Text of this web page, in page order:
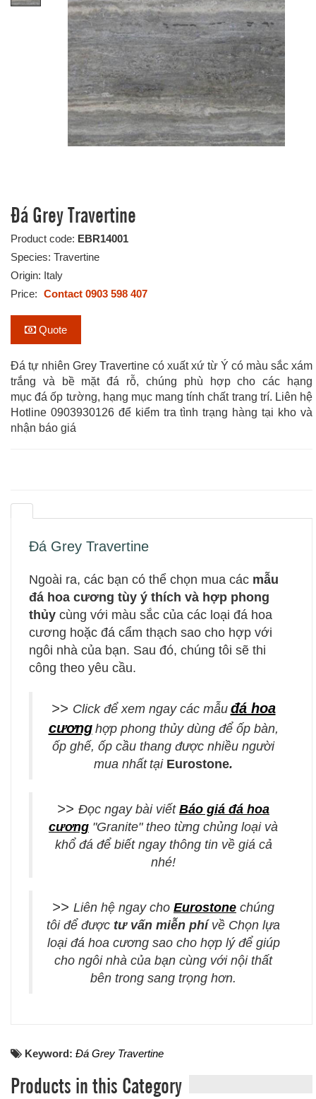
Đá Grey Travertine
Product code: EBR14001
Species: Travertine
Origin: Italy
Price: Contact 0903 598 407
Quote
Đá tự nhiên Grey Travertine có xuất xứ từ Ý có màu sắc xám
trắng và bề mặt đá rỗ, chúng phù hợp cho các hạng
mục đá ốp tường, hạng mục mang tính chất trang trí. Liên hệ
Hotline 0903930126 để kiểm tra tình trạng hàng tại kho và
nhận báo giá
Đá Grey Travertine
Ngoài ra, các bạn có thể chọn mua các mẫu
đá hoa cương tùy ý thích và hợp phong
thủy cùng với màu sắc của các loại đá hoa
cương hoặc đá cẩm thạch sao cho hợp với
ngôi nhà của bạn. Sau đó, chúng tôi sẽ thi
công theo yêu cầu.
>> Click để xem ngaycác mẫu đá hoa
cương hợp phong thủy dùng để ốp bàn,
ốp ghế, ốp cầu thang được nhiều người
mua nhất tại Eurostone.
>> Đọc ngay bài viết Báo giá đá hoa
cương "Granite" theo từng chủng loại và
khổ đá để biết ngay thông tin về giá cả
nhé!
>> Liên hệ ngay cho Eurostone chúng
tôi để được tư vấn miễn phívề Chọn lựa
loại đá hoa cương sao cho hợp lý để giúp
cho ngôi nhà của bạn cùng với nội thất
bên trong sang trọng hơn.
Keyword: Đá Grey Travertine
Products in this Category